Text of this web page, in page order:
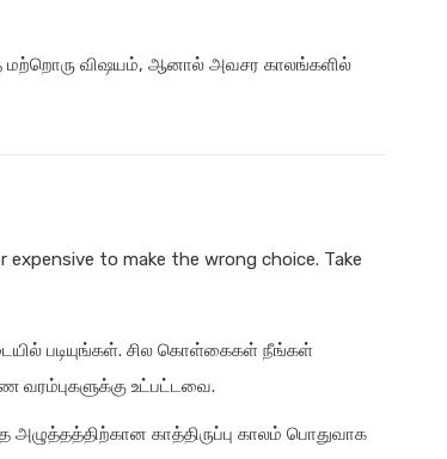
மற்றொரு விஷயம், ஆனால் அவசர காலங்களில்
to make the wrong choice. Take
படியுங்கள். சில கொள்கைகள் நீங்கள்
வரம்புகளுக்கு உட்பட்டவை.
அழுத்தத்திற்கான காத்திருப்பு காலம் பொதுவாக